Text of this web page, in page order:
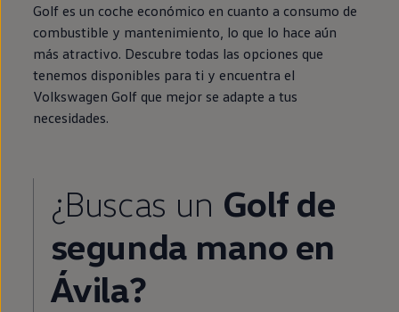
Golf es un coche económico en cuanto a consumo de
combustible y mantenimiento, lo que lo hace aún
más atractivo. Descubre todas las opciones que
tenemos disponibles para ti y encuentra el
Volkswagen Golf que mejor se adapte a tus
necesidades.
¿Buscas un Golfde
segunda mano en
Ávila?